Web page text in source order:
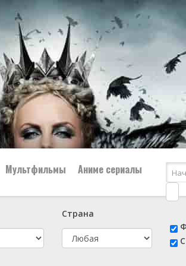
👨‍✈️ Военный
🕵️‍♂️ Детектив
Мультфильмы Аниме сериалы
Страна